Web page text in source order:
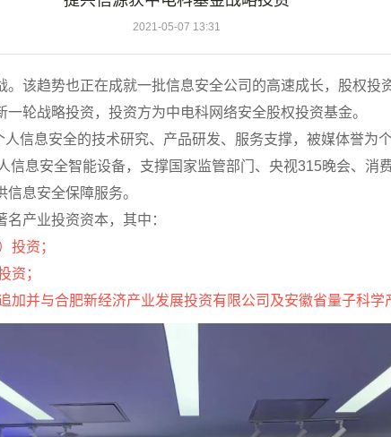
2021-05-07 13:31
该趋势也正在成就一批信息安全公司的高速成长，股权投
轮战略投资，投资方为中电科网络安全股权投资基金。
信息安全的技术研究、产品研发、服务支撑，被媒体誉为
信息安全智能设备，支撑国家监管部门、央视315晚会、
息安全保障服务。
产业投资资本，其中：
投资；
资；
并与合肥新经济产业发展投资有限公司及安徽省量子科学